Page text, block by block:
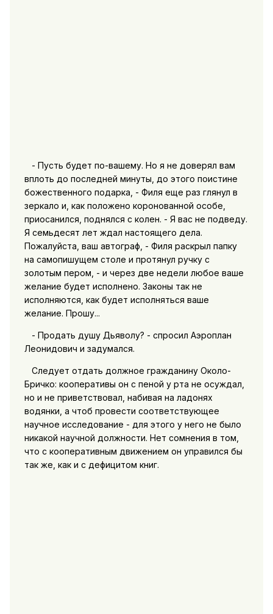
- Пусть будет по-вашему. Но я не доверял вам
вплоть до последней минуты, до этого поистине
божественного подарка, - Филя еще раз глянул в
зеркало и, как положено коронованной особе,
приосанился, поднялся с колен. - Я вас не подведу.
Я семьдесят лет ждал настоящего дела.
Пожалуйста, ваш автограф, - Филя раскрыл папку
на самопишущем столе и протянул ручку с
золотым пером, - и через две недели любое ваше
желание будет исполнено. Законы так не
исполняются, как будет исполняться ваше
желание. Прошу...
- Продать душу Дьяволу? - спросил Аэроплан
Леонидович и задумался.
Следует отдать должное гражданину Около-
Бричко: кооперативы он с пеной у рта не осуждал,
но и не приветствовал, набивая на ладонях
водянки, а чтоб провести соответствующее
научное исследование - для этого у него не было
никакой научной должности. Нет сомнения в том,
что с кооперативным движением он управился бы
так же, как и с дефицитом книг.